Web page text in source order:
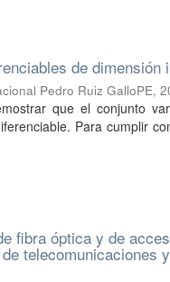
de dimensión
Pedro Ruiz GalloPE,
que el conjunto
Para cumplir
fibra óptica y de
telecomunicaciones